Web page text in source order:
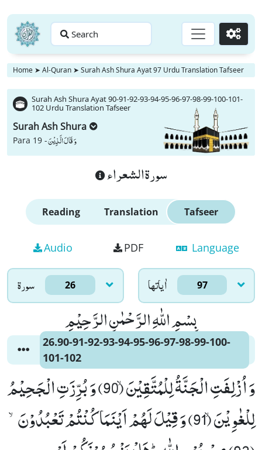
Search Go
Home ➤ Al-Quran ➤ Surah Ash Shura Ayat 97 Urdu Translation Tafseer
Surah Ash Shura Ayat 90-91-92-93-94-95-96-97-98-99-100-101-
102 Urdu Translation Tafseer
Surah Ash Shura
Para 19 -وَ قَالَ الَّذِیْنَ
سورة الشعراء
Reading Translation Tafseer
Audio PDF Language
سورۃ 26 اٰياتها 97
بِسْمِ اللّٰهِ الرَّحْمٰنِ الرَّحِیْمِ
26.90-91-92-93-94-95-96-97-98-99-100-
101-102
وَ اُزْلِفَتِ الْجَنَّةُ لِلْمُتَّقِیْنَۙ (90) وَ بُرِّزَتِ الْجَحِیْمُ
لِلْغٰوِیْنَۙ (91) وَ قِیْلَ لَهُمْ اَیْنَمَا كُنْتُمْ تَعْبُدُوْنَۙ